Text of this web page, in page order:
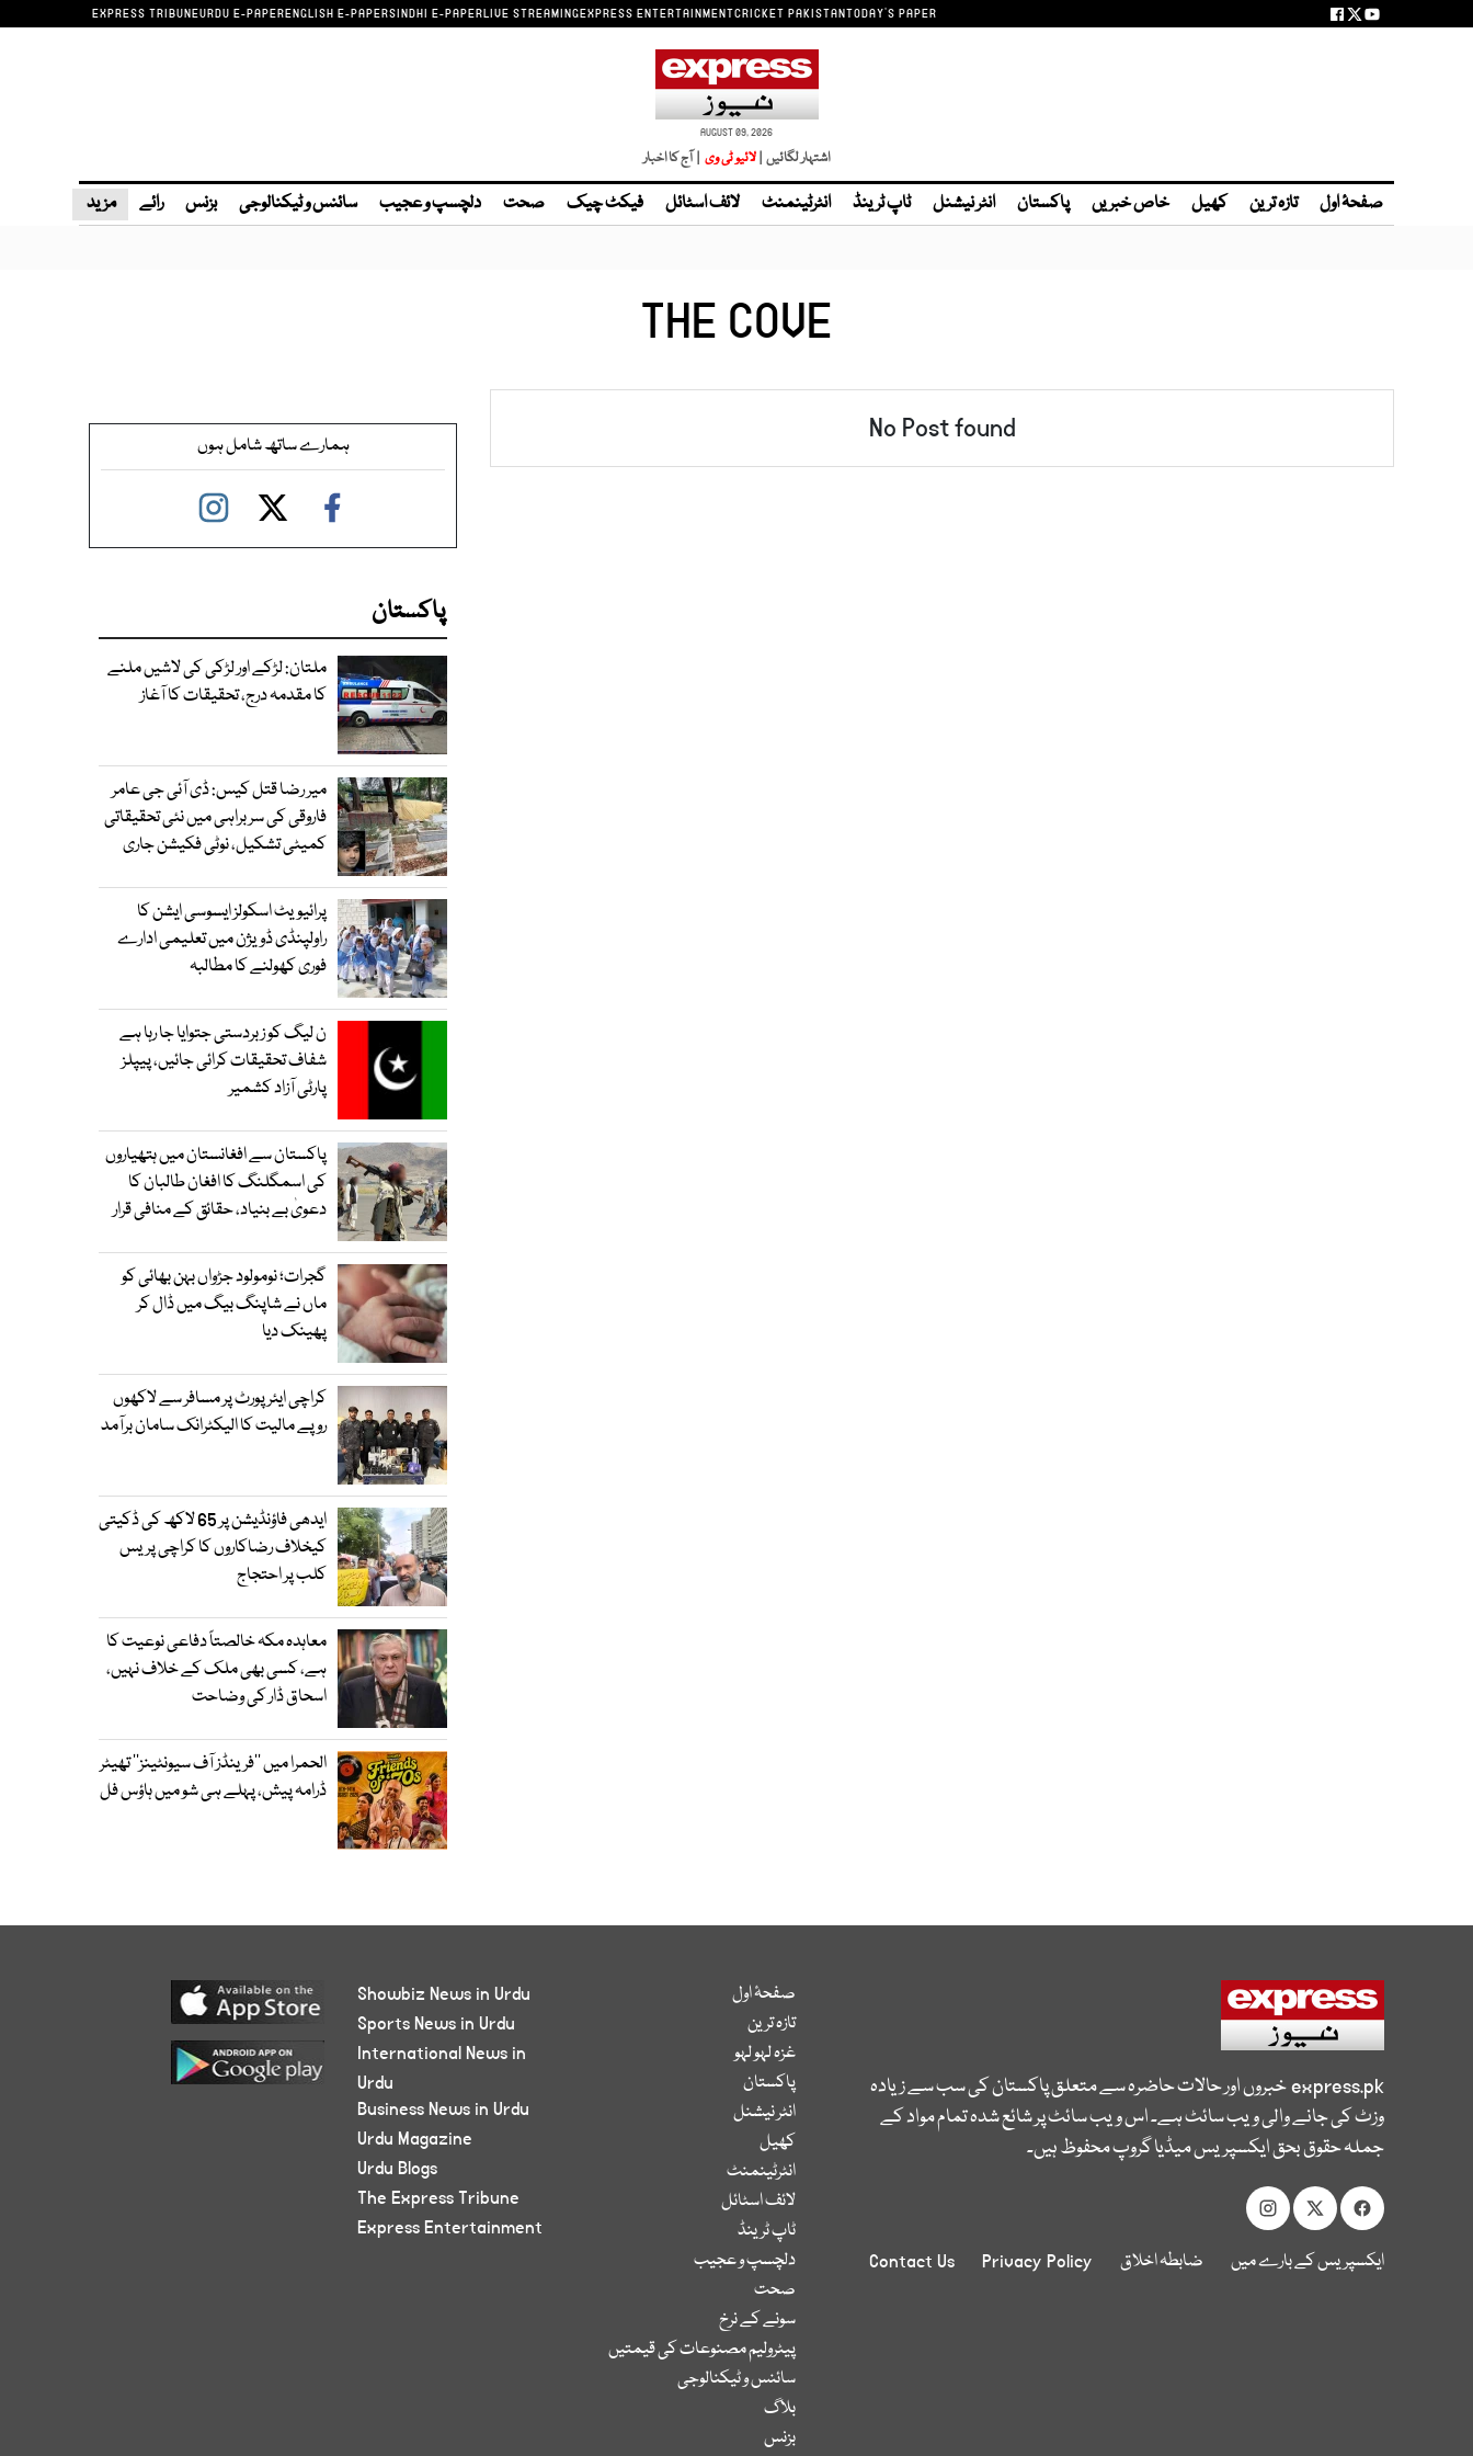
EXPRESS TRIBUNEURDU E-PAPERENGLISH E-PAPERSINDHI E-PAPERLIVE STREAMINGEXPRESS ENTERTAINMENTCRICKET PAKISTANTODAY'S PAPER
AUGUST 09, 2026
اشتہار لگائیں | | آج کا اخبار
صفحۂ اول تازہ ترین کھیل خاص خبریں پاکستان انٹر نیشنل ٹاپ ٹرینڈ انٹرٹینمنٹ لائف اسٹائل فیکٹ چیک صحت دلچسپ و عجیب سائنس و ٹیکنالوجی بزنس رائے مزید
THE COVE
No Post found ہمارے ساتھ شامل ہوں
پاکستان
ملتان: لڑکے اور لڑکی کی لاشیں ملنے
کا مقدمہ درج، تحقیقات کا آغاز
میر رضا قتل کیس: ڈی آئی جی عامر
فاروقی کی سربراہی میں نئی تحقیقاتی
کمیٹی تشکیل، نوٹی فکیشن جاری
پرائیویٹ اسکولز ایسوسی ایشن کا
راولپنڈی ڈویژن میں تعلیمی ادارے
فوری کھولنے کا مطالبہ
ن لیگ کو زبردستی جتوایا جا رہا ہے
شفاف تحقیقات کرائی جائیں، پیپلز
پارٹی آزاد کشمیر
پاکستان سے افغانستان میں ہتھیاروں
کی اسمگلنگ کا افغان طالبان کا
دعویٰ بے بنیاد، حقائق کے منافی قرار
گجرات؛ نومولود جڑواں بہن بھائی کو
ماں نے شاپنگ بیگ میں ڈال کر
پھینک دیا
کراچی ایئرپورٹ پر مسافر سے لاکھوں
روپے مالیت کا الیکٹرانک سامان برآمد
ایدھی فاؤنڈیشن پر 65 لاکھ کی ڈکیتی
کیخلاف رضاکاروں کا کراچی پریس
کلب پر احتجاج
معاہدہ مکہ خالصتاً دفاعی نوعیت کا
ہے، کسی بھی ملک کے خلاف نہیں،
اسحاق ڈار کی وضاحت
الحمرا میں ’’فرینڈز آف سیونٹینز‘‘ تھیٹر
ڈرامہ پیش، پہلے ہی شو میں ہاؤس فل
express.pkخبروں اور حالات حاضرہ سے متعلق پاکستان کی سب سے زیادہ
وزٹ کی جانے والی ویب سائٹ ہے۔ اس ویب سائٹ پر شائع شدہ تمام مواد کے
جملہ حقوق بحق ایکسپریس میڈیا گروپ محفوظ ہیں۔
ایکسپریس کے بارے میں ضابطہ اخلاق Privacy Policy
Contact Us
صفحۂ اول
تازہ ترین
غزہ لہو لہو
پاکستان
انٹر نیشنل
کھیل
انٹرٹینمنٹ
لائف اسٹائل
ٹاپ ٹرینڈ
دلچسپ و عجیب
صحت
سونے کے نرخ
پیٹرولیم مصنوعات کی قیمتیں
سائنس و ٹیکنالوجی
بلاگ
بزنس
Showbiz News in Urdu
Sports News in Urdu
International News in
Urdu
Business News in Urdu
Urdu Magazine
Urdu Blogs
The Express Tribune
Express Entertainment